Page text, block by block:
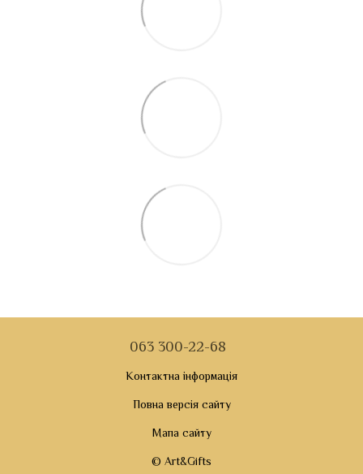
063 300-22-68
Контактна інформація
Повна версія сайту
Мапа сайту
© Art&Gifts